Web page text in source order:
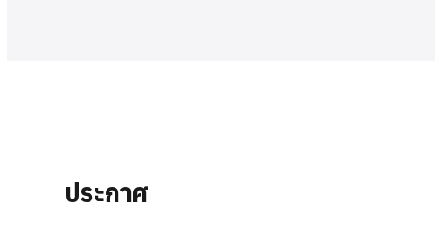
ประกาศ